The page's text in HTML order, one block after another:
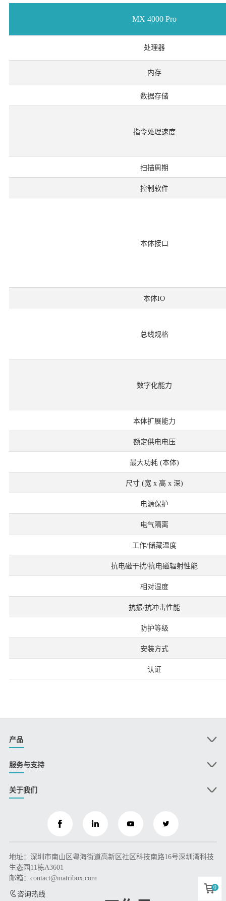
MX 4000 Pro
处理器
内存
数据存储
指令处理速度
扫描周期
控制软件
本体接口
本体IO
总线规格
数字化能力
本体扩展能力
额定供电电压
最大功耗 (本体)
尺寸 (宽 x 高 x 深)
电源保护
电气隔离
工作/储藏温度
抗电磁干扰/抗电磁辐射性能
相对湿度
抗振/抗冲击性能
防护等级
安装方式
认证
产品
服务与支持
关于我们
地址：深圳市南山区粤海街道高新区社区科技南路16号深圳湾科技
生态园11栋A3601
邮箱：contact@matribox.com
咨询热线
0